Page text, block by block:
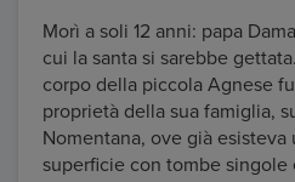
Morì a soli 12 anni: papa
cui la santa si sarebbe
corpo della piccola Agnese
proprietà della sua famiglia,
Nomentana, ove già
superficie con tombe singole